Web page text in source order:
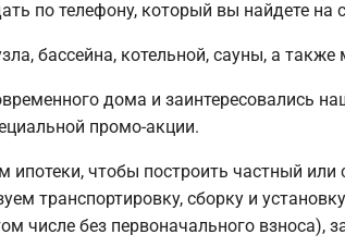
по телефону, который вы найдете на
бассейна, котельной, сауны, а
дома и заинтересовались
промо-акции.
чтобы построить частный
транспортировку, сборку и
числе без первоначального взноса),